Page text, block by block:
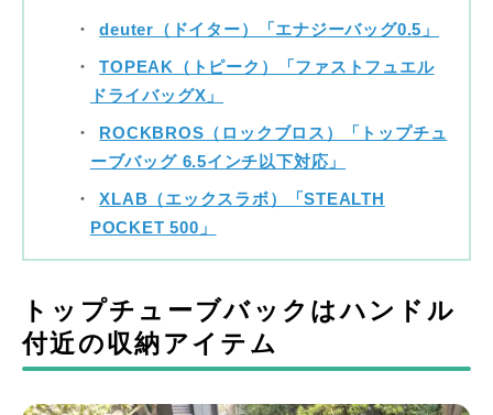
deuter（ドイター）「エナジーバッグ0.5」
TOPEAK（トピーク）「ファストフュエル
ドライバッグX」
ROCKBROS（ロックブロス）「トップチュ
ーブバッグ 6.5インチ以下対応」
XLAB（エックスラボ）「STEALTH
POCKET 500」
トップチューブバックはハンドル
付近の収納アイテム